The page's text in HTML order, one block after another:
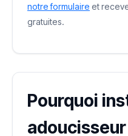
notre formulaire et
gratuites.
Pourquoi